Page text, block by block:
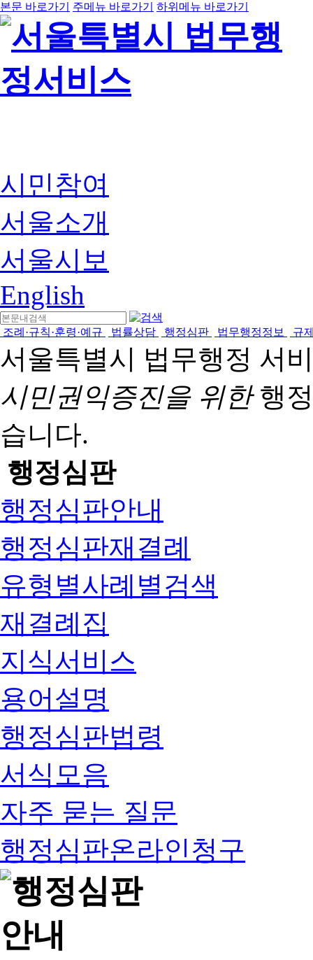
본문 바로가기 주메뉴 바로가기 하위메뉴 바로가기
시민참여
서울소개
서울시보
English
조례·규칙·훈령·예규 법률상담 행정심판 법무행정정보 규
서울특별시 법무행정 서
시민권익증진을 위한행
습니다.
행정심판
행정심판안내
행정심판재결례
유형별사례별검색
재결례집
지식서비스
용어설명
행정심판법령
서식모음
자주 묻는 질문
행정심판온라인청구